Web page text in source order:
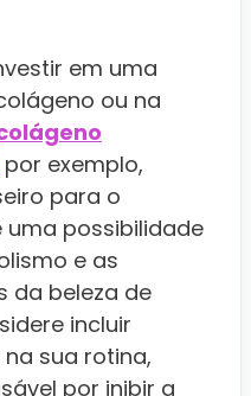
em uma
ou na
por exemplo,
para o
uma possibilidade
e as
da beleza de
incluir
sua rotina,
por inibir a